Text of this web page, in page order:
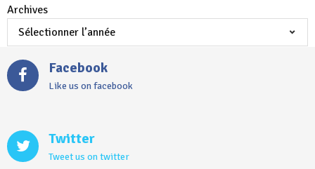
Archives
Facebook
Like us on facebook
Twitter
Tweet us on twitter